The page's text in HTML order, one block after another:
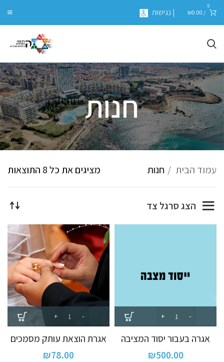
0
/
₪0.00 | נגישות
חנות
עמוד הבית חנות מציגים את כל ⁦8⁩ התוצאות
הצג סרגל צד
אגרה בעבור יסוד המציבה
₪500.00
אגרת הוצאת עותק מסמכים
₪78.00